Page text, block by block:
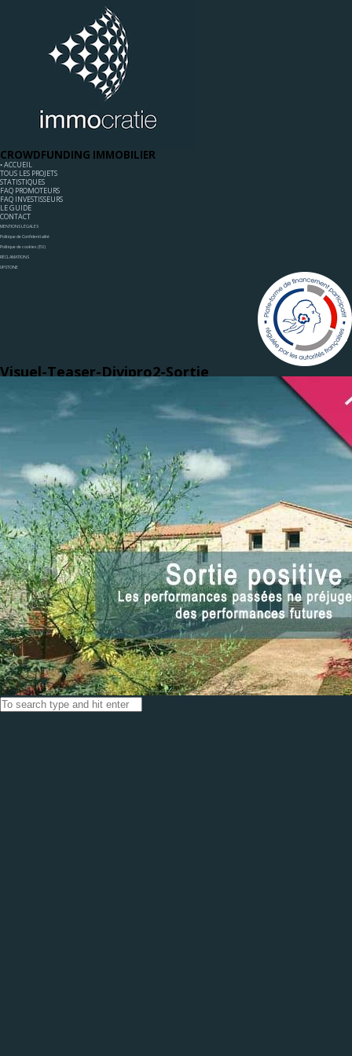
CROWDFUNDING IMMOBILIER
◦ ACCUEIL
TOUS LES PROJETS
STATISTIQUES
FAQ PROMOTEURS
FAQ INVESTISSEURS
LE GUIDE
CONTACT
MENTIONS LÉGALES
Politique de Confidentialité
Politique de cookies (EU)
RÉCLAMATIONS
UPSTONE
Visuel-Teaser-Divipro2-Sortie